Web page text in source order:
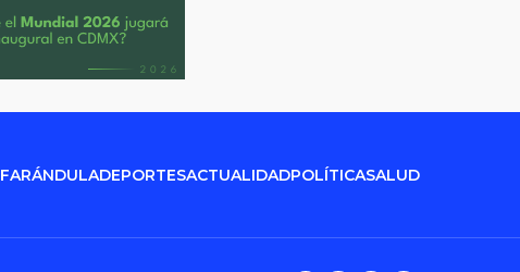
FARÁNDULADEPORTESACTUALIDADPOLÍTICASALUD